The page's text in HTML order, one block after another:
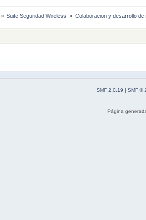
» Suite Seguridad Wireless » Colaboracion y desarrollo de
SMF 2.0.19
SMF ©
Página